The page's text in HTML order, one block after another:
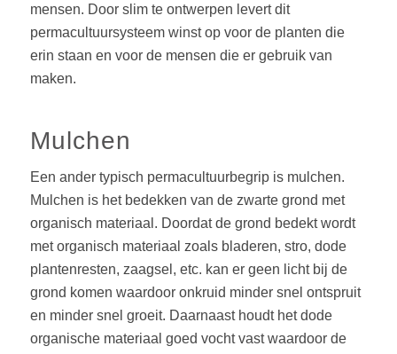
mensen. Door slim te ontwerpen levert dit
permacultuursysteem winst op voor de planten die
erin staan en voor de mensen die er gebruik van
maken.
Mulchen
Een ander typisch permacultuurbegrip is mulchen.
Mulchen is het bedekken van de zwarte grond met
organisch materiaal. Doordat de grond bedekt wordt
met organisch materiaal zoals bladeren, stro, dode
plantenresten, zaagsel, etc. kan er geen licht bij de
grond komen waardoor onkruid minder snel ontspruit
en minder snel groeit. Daarnaast houdt het dode
organische materiaal goed vocht vast waardoor de